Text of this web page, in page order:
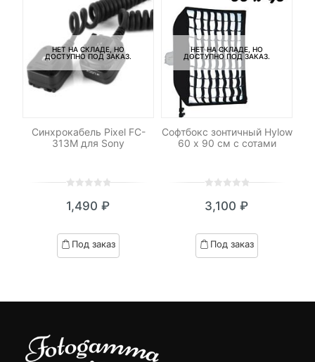
НЕТ НА СКЛАДЕ, НО
ДОСТУПНО ПОД ЗАКАЗ.
Синхрокабель Pixel FC-
313M для Sony
out
based
on
1,490 ₽
Под заказ
НЕТ НА СКЛАДЕ, НО
ДОСТУПНО ПОД ЗАКАЗ.
Софтбокс зонтичный Hylow
60 х 90 см с сотами
out
based
on
3,100 ₽
Под заказ